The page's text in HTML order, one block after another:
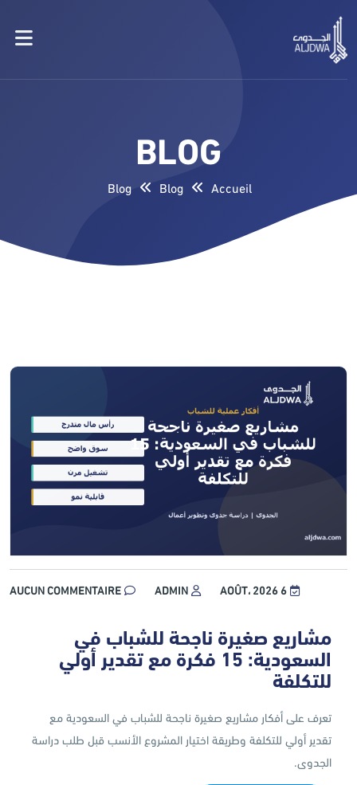
BLOG
Accueil
Blog
Blog
6 AOÛT، 2026 ADMIN
AUCUN COMMENTAIRE
مشاريع صغيرة ناجحة للشباب في
السعودية: 15 فكرة مع تقدير أولي
للتكلفة
تعرف على أفكار مشاريع صغيرة ناجحة للشباب في السعودية مع
تقدير أولي للتكلفة وطريقة اختيار المشروع الأنسب قبل طلب دراسة
الجدوى.